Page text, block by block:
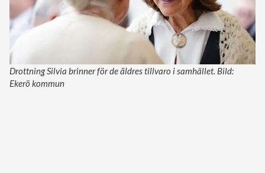
Drottning Silvia brinner för de äldres tillvaro i samhället. Bild:
Ekerö kommun